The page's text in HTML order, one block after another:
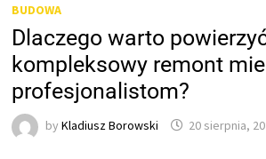
BUDOWA
Dlaczego warto
kompleksowy remont
profesjonalistom?
byKladiusz Borowski 20 sierpnia,